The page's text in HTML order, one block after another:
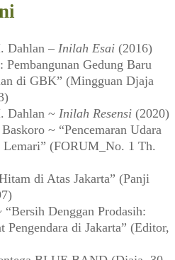
Dahlan – Inilah Esai (2016)
Pembangunan Gedung Baru
di GBK” (Mingguan Djaja
Dahlan ~ Inilah Resensi (2020)
~ “Pencemaran Udara
Lemari” (FORUM_No. 1 Th.
di Atas Jakarta” (Panji
“Bersih Denggan Prodasih:
Pengendara di Jakarta” (Editor,